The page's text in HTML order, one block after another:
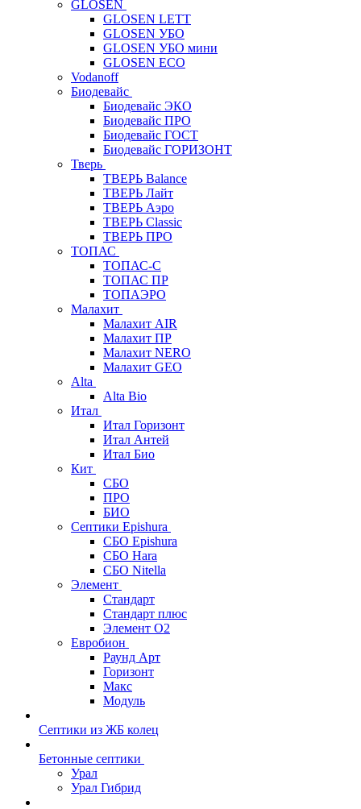
GLOSEN
GLOSEN LETT
GLOSEN УБО
GLOSEN УБО мини
GLOSEN ECO
Vodanoff
Биодевайс
Биодевайс ЭКО
Биодевайс ПРО
Биодевайс ГОСТ
Биодевайс ГОРИЗОНТ
Тверь
ТВЕРЬ Balance
ТВЕРЬ Лайт
ТВЕРЬ Аэро
ТВЕРЬ Classic
ТВЕРЬ ПРО
ТОПАС
ТОПАС-С
ТОПАС ПР
ТОПАЭРО
Малахит
Малахит AIR
Малахит ПР
Малахит NERO
Малахит GEO
Alta
Alta Bio
Итал
Итал Горизонт
Итал Антей
Итал Био
Кит
СБО
ПРО
БИО
Септики Epishura
СБО Epishura
СБО Hara
СБО Nitella
Элемент
Стандарт
Стандарт плюс
Элемент О2
Евробион
Раунд Арт
Горизонт
Макс
Модуль
Септики из ЖБ колец
Бетонные септики
Урал
Урал Гибрид